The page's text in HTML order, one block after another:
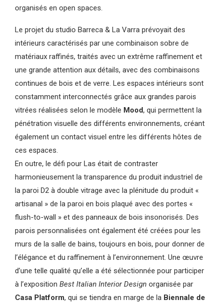
organisés en open spaces.
Le projet du studio Barreca & La Varra prévoyait des
intérieurs caractérisés par une combinaison sobre de
matériaux raffinés, traités avec un extrême raffinement et
une grande attention aux détails, avec des combinaisons
continues de bois et de verre. Les espaces intérieurs sont
constamment interconnectés grâce aux grandes parois
vitrées réalisées selon le modèle Mood, qui permettent la
pénétration visuelle des différents environnements, créant
également un contact visuel entre les différents hôtes de
ces espaces.
En outre, le défi pour Las était de contraster
harmonieusement la transparence du produit industriel de
la paroi D2 à double vitrage avec la plénitude du produit «
artisanal » de la paroi en bois plaqué avec des portes «
flush-to-wall » et des panneaux de bois insonorisés. Des
parois personnalisées ont également été créées pour les
murs de la salle de bains, toujours en bois, pour donner de
l’élégance et du raffinement à l’environnement. Une œuvre
d’une telle qualité qu’elle a été sélectionnée pour participer
à l’exposition Best Italian Interior Design organisée par
Casa Platform, qui se tiendra en marge de la Biennale de